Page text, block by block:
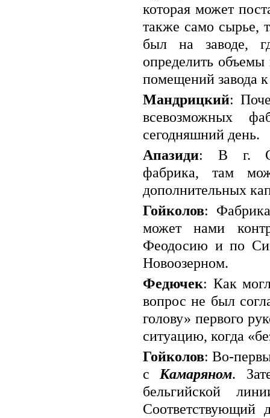
которая может
также само сырье,
был на заводе,
определить
помещений завода
Мандрицкий:
всевозможных
сегодняшний день.
Апазиди: В г.
фабрика, там
дополнительных
Гойколов:
может нами
Феодосию и по
Новоозерном.
Федючек: Как
вопрос не был
голову» первого
ситуацию, когда
Гойколов: Во-
с Камаряном.
бельгийской
Соответствующий